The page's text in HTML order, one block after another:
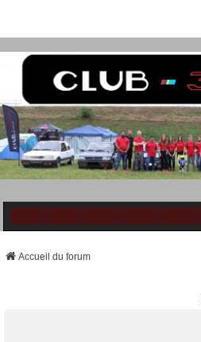
Accueil du forum